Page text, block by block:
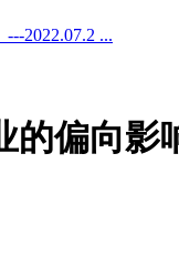
2022.07.2 ...
的偏向影